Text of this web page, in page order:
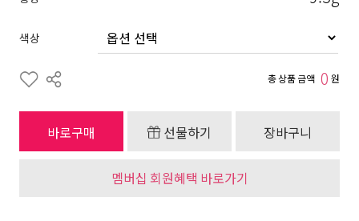
색상
총 상품 금액 0 원
바로구매 선물하기 장바구니
멤버십 회원혜택 바로가기